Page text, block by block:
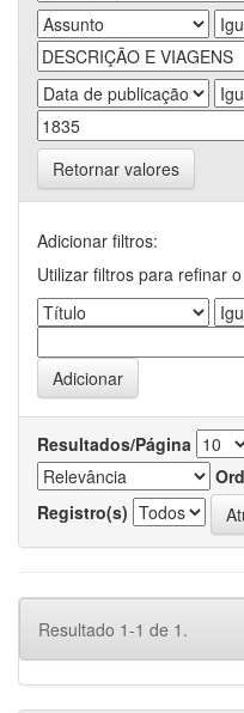
Retornar valores
Adicionar filtros:
Utilizar filtros para refinar
Resultados/Página
Registro(s)
Resultado 1-1 de 1.